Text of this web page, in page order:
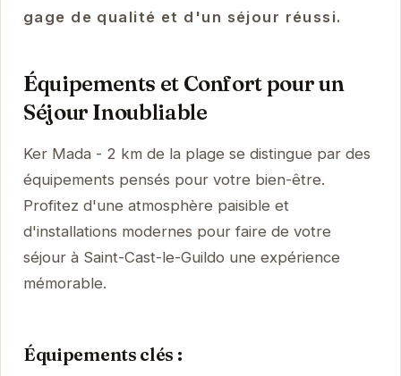
gage de qualité et d'un séjour réussi.
Équipements et Confort pour un
Séjour Inoubliable
Ker Mada - 2 km de la plage se distingue par des
équipements pensés pour votre bien-être.
Profitez d'une atmosphère paisible et
d'installations modernes pour faire de votre
séjour à Saint-Cast-le-Guildo une expérience
mémorable.
Équipements clés :